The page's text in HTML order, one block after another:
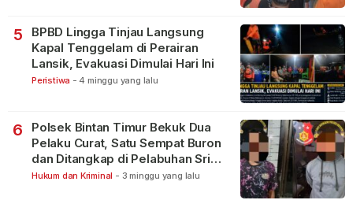
5
BPBD Lingga Tinjau Langsung
Kapal Tenggelam di Perairan
Lansik, Evakuasi Dimulai Hari Ini
Peristiwa - 4 minggu yang lalu
6
Polsek Bintan Timur Bekuk Dua
Pelaku Curat, Satu Sempat Buron
dan Ditangkap di Pelabuhan Sri
Bintan Pura
Hukum dan Kriminal - 3 minggu yang lalu